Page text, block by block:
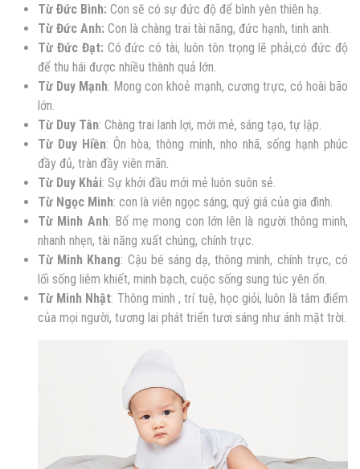
Từ Ðức Bình: Con sẽ có sự đức độ để bình yên thiên hạ.
Từ Đức Anh: Con là chàng trai tài năng, đức hạnh, tinh anh.
Từ Đức Đạt: Có đức có tài, luôn tôn trọng lẽ phải,có đức độ
để thu hái được nhiều thành quả lớn.
Từ Duy Mạnh: Mong con khoẻ mạnh, cương trực, có hoài bão
lớn.
Từ Duy Tân: Chàng trai lanh lợi, mới mẻ, sáng tạo, tự lập.
Từ Duy Hiền: Ôn hòa, thông minh, nho nhã, sống hạnh phúc
đầy đủ, tràn đầy viên mãn.
Từ Duy Khải: Sự khởi đầu mới mẻ luôn suôn sẻ.
Từ Ngọc Minh: con là viên ngọc sáng, quý giá của gia đình.
Từ Minh Anh: Bố mẹ mong con lớn lên là người thông minh,
nhanh nhẹn, tài năng xuất chúng, chính trực.
Từ Minh Khang: Cậu bé sáng dạ, thông minh, chính trực, có
lối sống liêm khiết, minh bạch, cuộc sống sung túc yên ổn.
Từ Minh Nhật: Thông minh , trí tuệ, học giỏi, luôn là tâm điểm
của mọi người, tương lai phát triển tươi sáng như ánh mặt trời.